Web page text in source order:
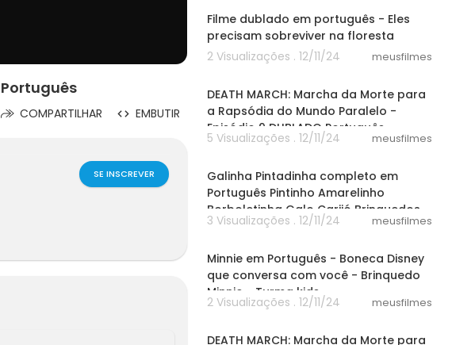
Filme dublado em português - Eles
precisam sobreviver na floresta
2 Visualizações . 12/11/24
meusfilmes
DEATH MARCH: Marcha da Morte para
a Rapsódia do Mundo Paralelo -
Episódio 9 DUBLADO Português
5 Visualizações . 12/11/24 meusfilmes
Galinha Pintadinha completo em
Português Pintinho Amarelinho
Borboletinha Galo Carijó Brinquedos
3 Visualizações . 12/11/24 meusfilmes
Minnie em Português - Boneca Disney
que conversa com você - Brinquedo
Minnie - Turma kids
2 Visualizações . 12/11/24 meusfilmes
DEATH MARCH: Marcha da Morte para
Português
COMPARTILHAR EMBUTIR
SE INSCREVER